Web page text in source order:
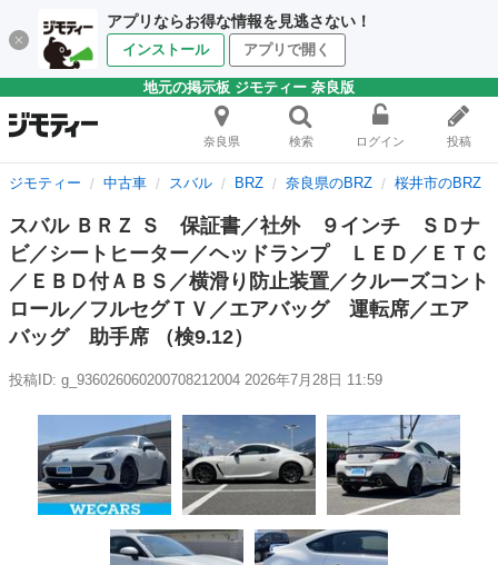
アプリならお得な情報を見逃さない！
インストール アプリで開く
地元の掲示板 ジモティー 奈良版
奈良県 検索 ログイン 投稿
ジモティー 中古車 スバル BRZ 奈良県のBRZ 桜井市のBRZ
スバル ＢＲＺ Ｓ 保証書／社外 ９インチ ＳＤナ
ビ／シートヒーター／ヘッドランプ ＬＥＤ／ＥＴＣ
／ＥＢＤ付ＡＢＳ／横滑り防止装置／クルーズコント
ロール／フルセグＴＶ／エアバッグ 運転席／エア
バッグ 助手席 （検9.12）
投稿ID: g_936026060200708212004 2026年7月28日 11:59